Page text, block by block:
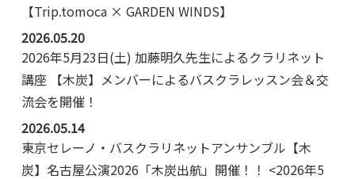
【Trip.tomoca × GARDEN WINDS】
2026.05.20
2026年5月23日(土) 加藤明久先生によるクラリネット
講座 【木炭】メンバーによるバスクラレッスン会＆交
流会を開催！
2026.05.14
東京セレーノ・バスクラリネットアンサンブル【木
炭】名古屋公演2026「木炭出航」開催！！ <2026年5